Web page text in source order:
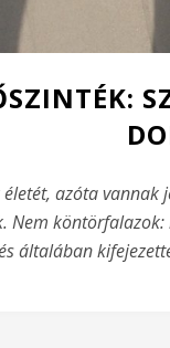
életét, azóta
Nem
általában